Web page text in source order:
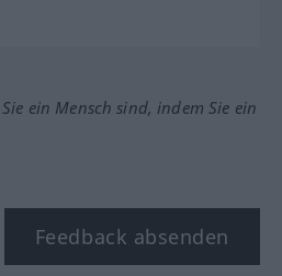
ein Mensch sind, indem Sie ein
Feedback absenden